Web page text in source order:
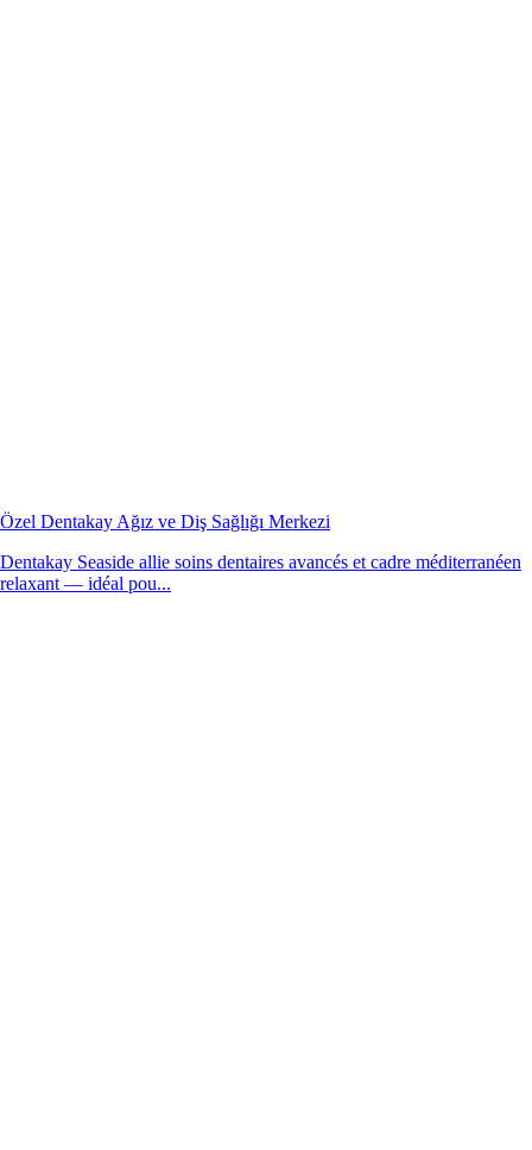
Özel Dentakay Ağız ve Diş Sağlığı Merkezi
Dentakay Seaside allie soins dentaires avancés et cadre méditerranéen
relaxant — idéal pou...